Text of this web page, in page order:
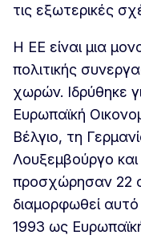
τις εξωτερικές
Η ΕΕ είναι μια
πολιτικής
χωρών. Ιδρύθηκε
Ευρωπαϊκή
Βέλγιο, τη
Λουξεμβούργο
προσχώρησαν 22
διαμορφωθεί
1993 ως